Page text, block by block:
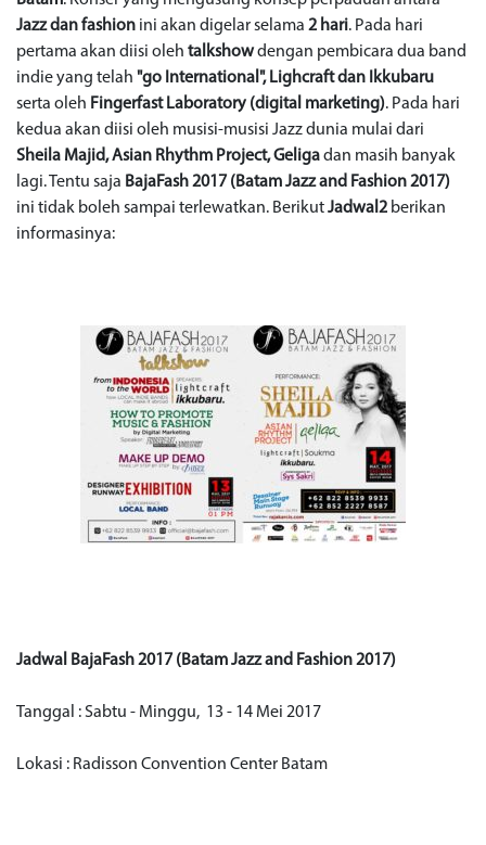
Jazz dan fashion ini akan digelar selama 2 hari. Pada hari
pertama akan diisi oleh talkshowdengan pembicara dua band
indie yang telah "go International", Lighcraft dan Ikkubaru
serta oleh Fingerfast Laboratory (digital marketing). Pada hari
kedua akan diisi oleh musisi-musisi Jazz dunia mulai dari
Sheila Majid, Asian Rhythm Project, Geligadan masih banyak
lagi. Tentu saja BajaFash 2017 (Batam Jazz and Fashion 2017)
ini tidak boleh sampai terlewatkan. BerikutJadwal2 berikan
informasinya:
Jadwal BajaFash 2017 (Batam Jazz and Fashion 2017)
Tanggal : Sabtu - Minggu, 13 - 14 Mei 2017
Lokasi : Radisson Convention Center Batam